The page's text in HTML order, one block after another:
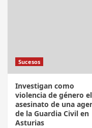
Sucesos
Investigan como
violencia de género el
asesinato de una
de la Guardia Civil en
Asturias